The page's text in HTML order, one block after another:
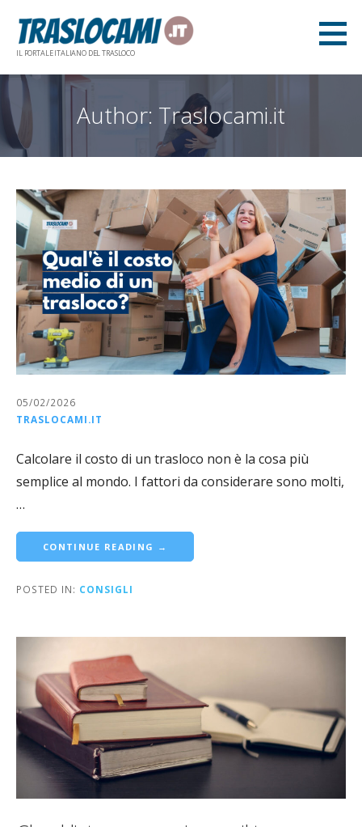
content
IL PORTALE ITALIANO DEL TRASLOCO
Author: Traslocami.it
05/02/2026
TRASLOCAMI.IT
Calcolare il costo di un trasloco non è la cosa più
semplice al mondo. I fattori da considerare sono molti,
…
CONTINUE READING →
POSTED IN: CONSIGLI